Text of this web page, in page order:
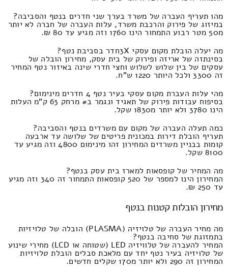
מהו תעריף העברה של משרד בערך שני חדרים בנטף והסביבה?
במיזוג של פירוק והרכבת משרד, עלות העברה של חברה לא יותר
מ50 מטר רבוע התמחור הינו 1760 וזה מגיע עד 80 ₪.
מה יעלה הובלת מקום עסקי 3Xחדר בסביבת נטף?
בסינתזה של אריזה ופירוק של בית עסק, מחירון הובלה של
עסקים של בין שלוש לשלוש וחצי חדרי שינה באיזור נטף המחיר
זה 3300 ולכל היותר 1220 ש"ח.
מהי עלות העברת מקום עסקי בעיר נטף 4 חדרים מינימום?
בסיפוח עבודות פירוק של תאגיד ונגמר ב# מרחק 63 ק"מ העלות
הינו 3780 ולא יותר מ1830 שקל.
כמה תעלה העברה של מקום עם משרדים בנטף והסביבה?
תעריף הובלת דירות במכונית פריטים של שלושה עד ארבעה
קומות בבניין משרדים המחירון זהו מינימום 4800 וזה מגיע עד
8100 שקל.
מה המחיר של קופסאות למארז בית עסק בנטף?
המחירון הינו למספר של 520 קופסאות התמחור זה 340 וזה מגיע
עד 250 ₪.
מחירון הובלות קטנות בנטף
מה מחיר העברה של טלויזיה (PLASMA) הובלה של טלויזיות
בתמזוגת של סחיבה בנטף?
המחיר להעברה של טלוויזיה LED (שטוחה או LCD) מחירי שינוע
של טלויזיה בעיר נטף יחד עם מלאכת סבלים הובלת טלויזיות
המחירון זה 290 ולא יותר מ170 שקלים חדשים.